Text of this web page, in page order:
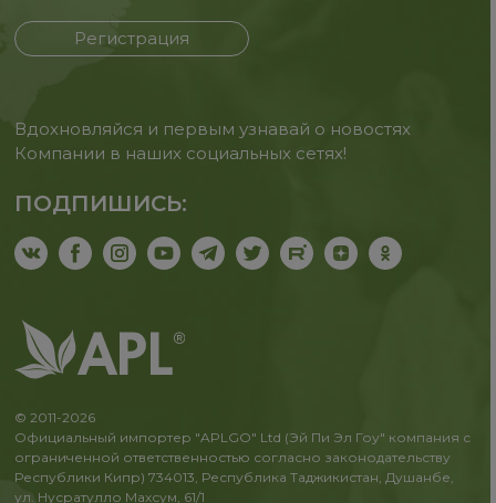
Регистрация
Вдохновляйся и первым узнавай о новостях
Компании в наших социальных сетях!
ПОДПИШИСЬ:
© 2011-2026
Официальный импортер "APLGO" Ltd (Эй Пи Эл Гоу" компания с
ограниченной ответственностью согласно законодательству
Республики Кипр) 734013, Республика Таджикистан, Душанбе,
ул. Нусратулло Махсум, 61/1